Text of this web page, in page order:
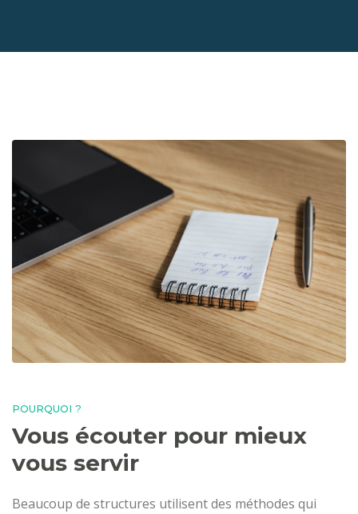
POURQUOI ?
Vous écouter pour mieux
vous servir
Beaucoup de structures utilisent des méthodes qui